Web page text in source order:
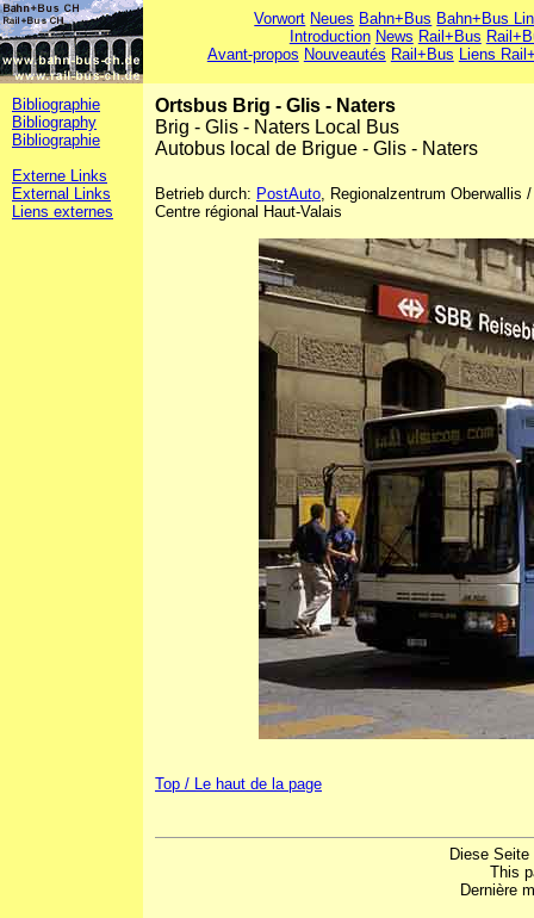
Vorwort Neues Bahn+Bus Bahn+Bus
Introduction News Rail+Bus
Avant-propos Nouveautés Rail+Bus Liens
Bibliographie
Bibliography
Bibliographie
Externe Links
External Links
Liens externes
Ortsbus Brig - Glis - Naters
Brig - Glis - Naters Local Bus
Autobus local de Brigue - Glis - Naters
Betrieb durch: PostAuto, Regionalzentrum Oberwallis
Centre régional Haut-Valais
Top / Le haut de la page
Diese
This
Dernière